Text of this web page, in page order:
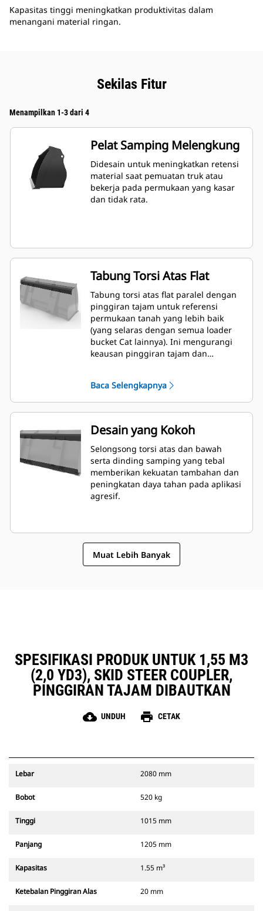
Kapasitas tinggi meningkatkan produktivitas dalam
menangani material ringan.
Sekilas Fitur
Menampilkan 1-3 dari 4
Pelat Samping Melengkung
Didesain untuk meningkatkan retensi
material saat pemuatan truk atau
bekerja pada permukaan yang kasar
dan tidak rata.
Tabung Torsi Atas Flat
Tabung torsi atas flat paralel dengan
pinggiran tajam untuk referensi
permukaan tanah yang lebih baik
(yang selaras dengan semua loader
bucket Cat lainnya). Ini mengurangi
keausan pinggiran tajam dan
dapat lebih mudah diukur dari dalam
kabin.
Baca Selengkapnya
Desain yang Kokoh
Selongsong torsi atas dan bawah
serta dinding samping yang tebal
memberikan kekuatan tambahan dan
peningkatan daya tahan pada aplikasi
agresif.
Muat Lebih Banyak
SPESIFIKASI PRODUK UNTUK 1,55 M3
(2,0 YD3), SKID STEER COUPLER,
PINGGIRAN TAJAM DIBAUTKAN
cloud_download UNDUH print CETAK
Lebar 2080 mm
Bobot 520 kg
Tinggi 1015 mm
Panjang 1205 mm
Kapasitas 1.55 m³
Ketebalan Pinggiran Alas 20 mm